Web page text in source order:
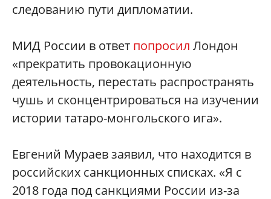
следованию пути дипломатии.
МИД России в ответ попросил Лондон
«прекратить провокационную
деятельность, перестать распространять
чушь и сконцентрироваться на изучении
истории татаро-монгольского ига».
Евгений Мураев заявил, что находится в
российских санкционных списках. «Я с
2018 года под санкциями России из-за